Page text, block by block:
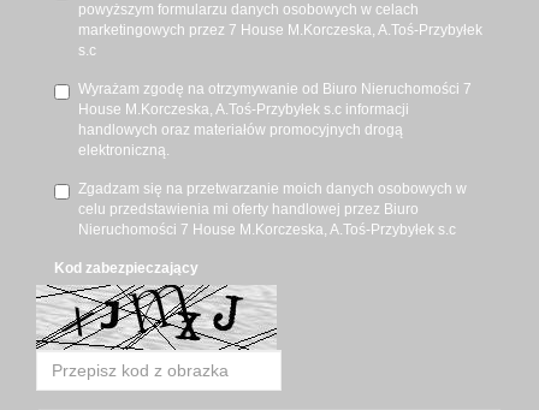
powyższym formularzu danych osobowych w celach
marketingowych przez 7 House M.Korczeska, A.Toś-Przybyłek
s.c
Wyrażam zgodę na otrzymywanie od Biuro Nieruchomości 7
House M.Korczeska, A.Toś-Przybyłek s.c informacji
handlowych oraz materiałów promocyjnych drogą
elektroniczną.
Zgadzam się na przetwarzanie moich danych osobowych w
celu przedstawienia mi oferty handlowej przez Biuro
Nieruchomości 7 House M.Korczeska, A.Toś-Przybyłek s.c
Kod zabezpieczający